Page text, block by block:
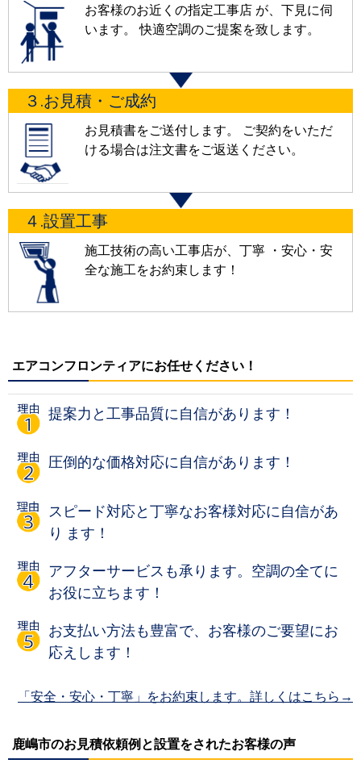
お客様のお近くの指定工事店 が、下見に伺
います。 快適空調のご提案を致します。
３.お見積・ご成約
お見積書をご送付します。 ご契約をいただ
ける場合は注文書をご返送ください。
４.設置工事
施工技術の高い工事店が、丁寧 ・安心・安
全な施工をお約束します！
エアコンフロンティアにお任せください！
提案力と工事品質に自信があります！
圧倒的な価格対応に自信があります！
スピード対応と丁寧なお客様対応に自信があ
り ます！
アフターサービスも承ります。空調の全てに
お役に立ちます！
お支払い方法も豊富で、お客様のご要望にお
応えします！
「安全・安心・丁寧」をお約束します。詳しくはこちら→
鹿嶋市のお見積依頼例と設置をされたお客様の声